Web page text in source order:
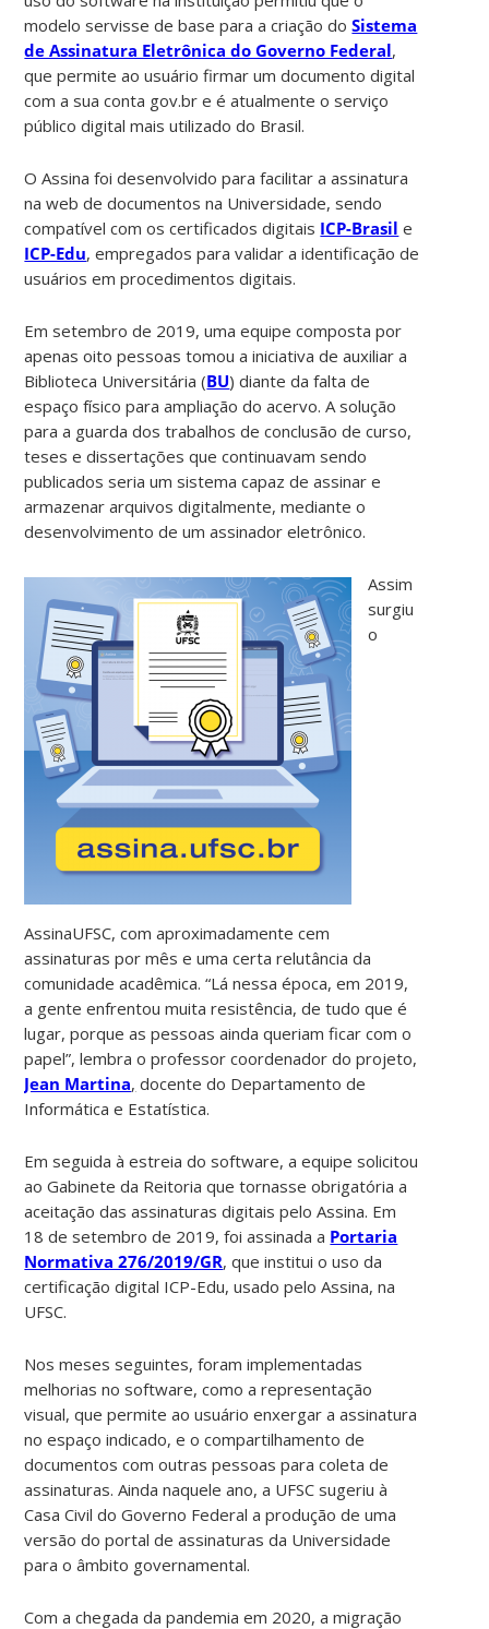
modelo servisse de base para a criação doSistema
de Assinatura Eletrônica do Governo Federal,
que permite ao usuário firmar um documento digital
com a sua conta gov.br e é atualmente o serviço
público digital mais utilizado do Brasil.
O Assina foi desenvolvido para facilitar a assinatura
na web de documentos na Universidade, sendo
compatível com os certificados digitais ICP-Brasil e
ICP-Edu, empregados para validar a identificação de
usuários em procedimentos digitais.
Em setembro de 2019, uma equipe composta por
apenas oito pessoas tomou a iniciativa de auxiliar a
Biblioteca Universitária (BU) diante da falta de
espaço físico para ampliação do acervo. A solução
para a guarda dos trabalhos de conclusão de curso,
teses e dissertações que continuavam sendo
publicados seria um sistema capaz de assinar e
armazenar arquivos digitalmente, mediante o
desenvolvimento de um assinador eletrônico.
Assim
surgiu
o
AssinaUFSC, com aproximadamente cem
assinaturas por mês e uma certa relutância da
comunidade acadêmica. “Lá nessa época, em 2019,
a gente enfrentou muita resistência, de tudo que é
lugar, porque as pessoas ainda queriam ficar com o
papel”, lembra o professor coordenador do projeto,
Jean Martina, docente do Departamento de
Informática e Estatística.
Em seguida à estreia do software, a equipe solicitou
ao Gabinete da Reitoria que tornasse obrigatória a
aceitação das assinaturas digitais pelo Assina. Em
18 de setembro de 2019, foi assinada a Portaria
Normativa 276/2019/GR, que institui o uso da
certificação digital ICP-Edu, usado pelo Assina, na
UFSC.
Nos meses seguintes, foram implementadas
melhorias no software, como a representação
visual, que permite ao usuário enxergar a assinatura
no espaço indicado, e o compartilhamento de
documentos com outras pessoas para coleta de
assinaturas. Ainda naquele ano, a UFSC sugeriu à
Casa Civil do Governo Federal a produção de uma
versão do portal de assinaturas da Universidade
para o âmbito governamental.
Com a chegada da pandemia em 2020, a migração